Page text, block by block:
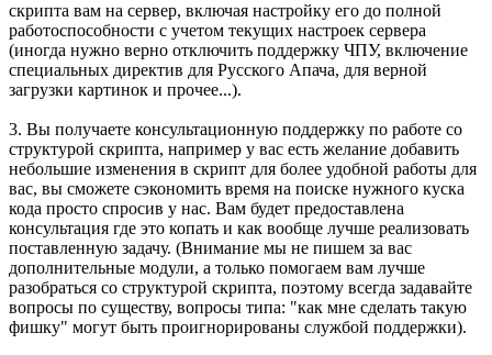
скрипта вам на сервер, включая настройку его до полной
работоспособности с учетом текущих настроек сервера
(иногда нужно верно отключить поддержку ЧПУ, включение
специальных директив для Русского Апача, для верной
загрузки картинок и прочее...).
3. Вы получаете консультационную поддержку по работе со
структурой скрипта, например у вас есть желание добавить
небольшие изменения в скрипт для более удобной работы для
вас, вы сможете сэкономить время на поиске нужного куска
кода просто спросив у нас. Вам будет предоставлена
консультация где это копать и как вообще лучше реализовать
поставленную задачу. (Внимание мы не пишем за вас
дополнительные модули, а только помогаем вам лучше
разобраться со структурой скрипта, поэтому всегда задавайте
вопросы по существу, вопросы типа: "как мне сделать такую
фишку" могут быть проигнорированы службой поддержки).